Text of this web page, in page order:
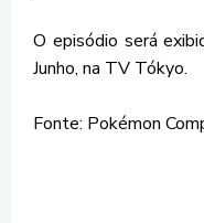
O episódio será
Junho, na TV Tókyo.
Fonte: Pokémon